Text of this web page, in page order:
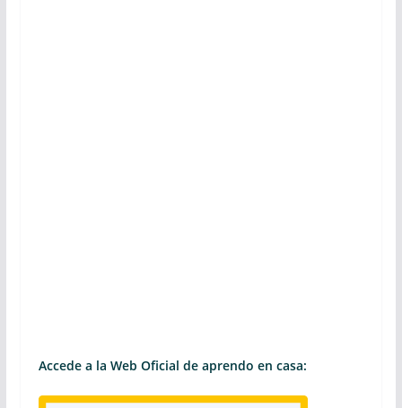
Accede a la Web Oficial de aprendo en casa: